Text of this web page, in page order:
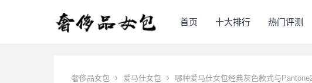
首页 十大排行 热门评测
奢侈品女包 爱马仕女包 哪种爱马仕女包经典灰色款式与